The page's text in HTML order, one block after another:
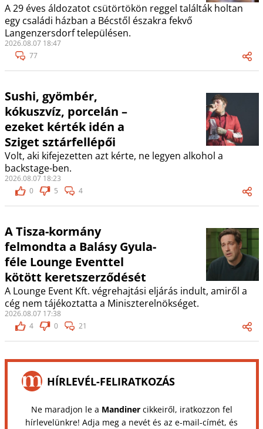
A 29 éves áldozatot csütörtökön reggel találták holtan
egy családi házban a Bécstől északra fekvő
Langenzersdorf településen.
2026.08.07 18:47
77
Sushi, gyömbér,
kókuszvíz, porcelán –
ezeket kérték idén a
Sziget sztárfellépői
Volt, aki kifejezetten azt kérte, ne legyen alkohol a
backstage-ben.
2026.08.07 18:23
0
5 4
A Tisza-kormány
felmondta a Balásy Gyula-
féle Lounge Eventtel
kötött keretszerződését
A Lounge Event Kft. végrehajtási eljárás indult, amiről a
cég nem tájékoztatta a Miniszterelnökséget.
2026.08.07 17:38
4
0 21
HÍRLEVÉL-FELIRATKOZÁS
Ne maradjon le a Mandinercikkeiről, iratkozzon fel
hírlevelünkre! Adja meg a nevét és az e-mail-címét, és